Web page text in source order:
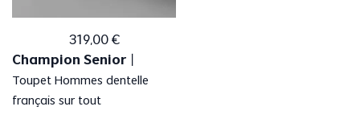
319,00 €
Champion Senior
Toupet Hommes dentelle
français sur tout